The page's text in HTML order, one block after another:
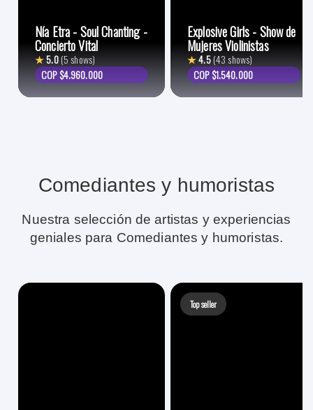
Nía Etra - Soul Chanting -
Concierto Vital
★5.0(5 shows)
COP $4.960.000
Explosive Girls - Show de
Mujeres Violinistas
★4.5(43 shows)
COP $1.540.000
Comediantes y humoristas
Nuestra selección de artistas y experiencias
geniales para Comediantes y humoristas.
Top seller